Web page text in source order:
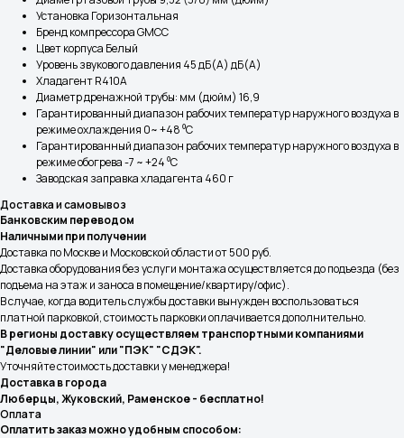
Установка Горизонтальная
Бренд компрессора GMCC
Цвет корпуса Белый
Уровень звукового давления 45 дБ(А) дБ(А)
Хладагент R410A
Диаметр дренажной трубы: мм (дюйм) 16,9
Гарантированный диапазон рабочих температур наружного воздуха в
режиме охлаждения 0~ +48 ⁰С
Гарантированный диапазон рабочих температур наружного воздуха в
режиме обогрева -7 ~ +24 ⁰С
Заводская заправка хладагента 460 г
Доставка и самовывоз
Банковским переводом
Наличными при получении
Доставка по Москве и Московской области от 500 руб.
Доставка оборудования без услуги монтажа осуществляется до подъезда (без
подъема на этаж и заноса в помещение/квартиру/офис).
В случае, когда водитель службы доставки вынужден воспользоваться
платной парковкой, стоимость парковки оплачивается дополнительно.
В регионы доставку осуществляем транспортными компаниями
"Деловые линии" или "ПЭК" "СДЭК".
Уточняйте стоимость доставки у менеджера!
Доставка в города
Люберцы, Жуковский, Раменское - бесплатно!
Оплата
Оплатить заказ можно удобным способом: